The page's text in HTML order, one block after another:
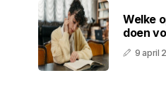
Welke
doen
9 april